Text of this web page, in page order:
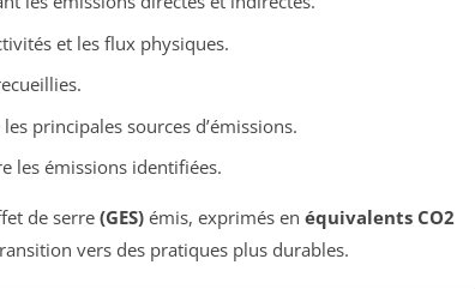
et les flux physiques.
principales sources d’émissions.
les émissions identifiées.
de serre (GES) émis, exprimés en équivalents CO2
vers des pratiques plus durables.